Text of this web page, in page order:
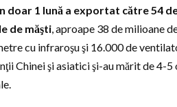
doar 1 lună a exportat către 54
de măşti, aproape 38 de milioane
cu infraroşu şi 16.000 de
Chinei şi asiatici şi-au mărit de 4-